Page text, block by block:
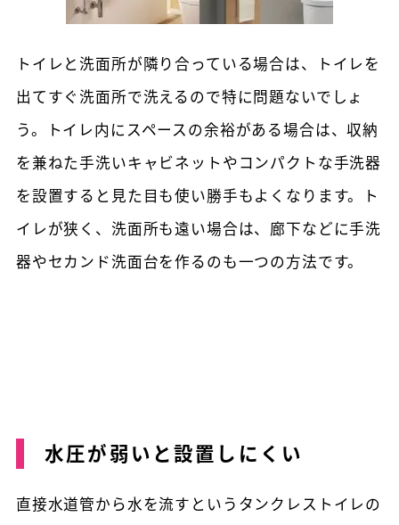
トイレと洗面所が隣り合っている場合は、トイレを
出てすぐ洗面所で洗えるので特に問題ないでしょ
う。トイレ内にスペースの余裕がある場合は、収納
を兼ねた手洗いキャビネットやコンパクトな手洗器
を設置すると見た目も使い勝手もよくなります。ト
イレが狭く、洗面所も遠い場合は、廊下などに手洗
器やセカンド洗面台を作るのも一つの方法です。
水圧が弱いと設置しにくい
直接水道管から水を流すというタンクレストイレの